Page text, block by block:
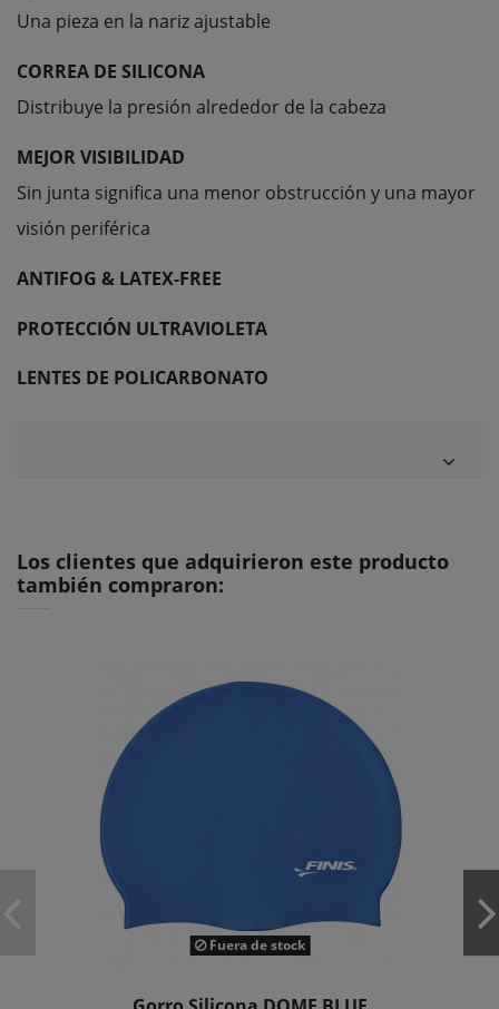
Una pieza en la nariz ajustable
CORREA DE SILICONA
Distribuye la presión alrededor de la cabeza
MEJOR VISIBILIDAD
Sin junta significa una menor obstrucción y una mayor
visión periférica
ANTIFOG & LATEX-FREE
PROTECCIÓN ULTRAVIOLETA
LENTES DE POLICARBONATO
Los clientes que adquirieron este producto
también compraron:
Fuera de stock